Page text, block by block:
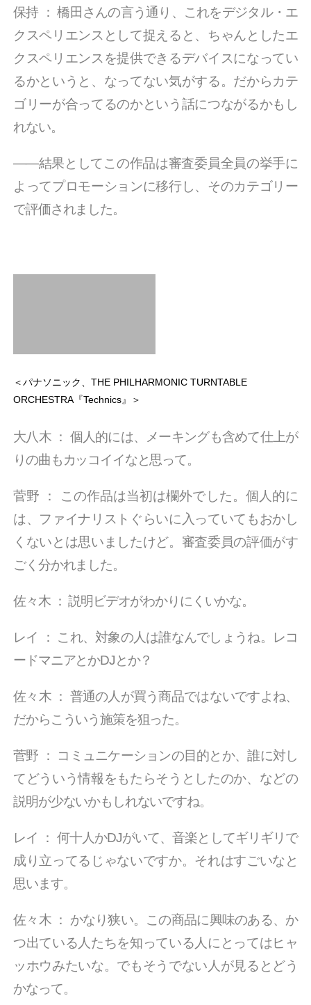
保持：橋田さんの言う通り、これをデジタル・エ
クスペリエンスとして捉えると、ちゃんとしたエ
クスペリエンスを提供できるデバイスになってい
るかというと、なってない気がする。だからカテ
ゴリーが合ってるのかという話につながるかもし
れない。
――結果としてこの作品は審査委員全員の挙手に
よってプロモーションに移行し、そのカテゴリー
で評価されました。
＜パナソニック、THE PHILHARMONIC TURNTABLE
ORCHESTRA『Technics』＞
大八木： 個人的には、メーキングも含めて仕上が
りの曲もカッコイイなと思って。
菅野 ：
この作品は当初は欄外でした。個人的に
は、ファイナリストぐらいに入っていてもおかし
くないとは思いましたけど。審査委員の評価がす
ごく分かれました。
佐々木：説明ビデオがわかりにくいかな。
レイ ： これ、対象の人は誰なんでしょうね。レコ
ードマニアとかDJとか？
佐々木： 普通の人が買う商品ではないですよね、
だからこういう施策を狙った。
菅野 ：
コミュニケーションの目的とか、誰に対し
てどういう情報をもたらそうとしたのか、などの
説明が少ないかもしれないですね。
レイ ： 何十人かDJがいて、音楽としてギリギリで
成り立ってるじゃないですか。それはすごいなと
思います。
佐々木： かなり狭い。この商品に興味のある、か
つ出ている人たちを知っている人にとってはヒャ
ッホウみたいな。でもそうでない人が見るとどう
かなって。